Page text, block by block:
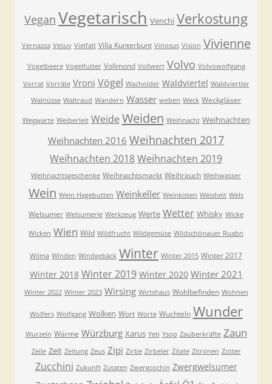
Vegan Vegetarisch Venchi Verkostung
Vernazza Vesuv Vielfalt Villa Kunterbunt Vinosus Vision Vivienne
Vogelbeere Vogelfutter Vollmond Vollwert Volvo Volvowolfgang
Vorrat Vorräte Vroni Vögel Wacholder Waldviertel Waldviertler
Walnüsse Waltraud Wandern Wasser weben Weck Weckgläser
Wegwarte Weiberleit Weide Weiden Weihnacht Weihnachten
Weihnachten 2016 Weihnachten 2017
Weihnachten 2018Weihnachten 2019
Weihnachtsgeschenke Weihnachtsmarkt Weihrauch Weihwasser
Wein Wein Hagebutten Weinkeller Weinkisten Weisheit Wels
Welsumer Welsumerle Werkzeug Werte Wetter Whisky Wicke
Wicken Wien Wild Wildfrucht Wildgemüse Wildschönauer Ruabn
Wilma Winden Windgebäck Winter Winter 2015 Winter 2017
Winter 2018 Winter 2019 Winter 2020 Winter 2021
Winter 2022 Winter 2023 Wirsing Wirtshaus Wohlbefinden Wohnen
Wolfers Wolfgang Wolken Wort Worte Wuchteln Wunder
Wurzeln Wärme Würzburg Xarus Yeti Ysop Zauberkräfte Zaun
Zeile Zeit Zeitung Zeus Zipi Zirbe Zirbeler Zitate Zitronen Zotter
Zucchini Zukunft Zutaten Zwergcochin Zwergwelsumer